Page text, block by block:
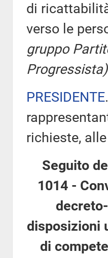
di
verso le
gruppo
Progressista)
PRESIDENTE
richieste,
Seguito
1014 -
disposizioni
di